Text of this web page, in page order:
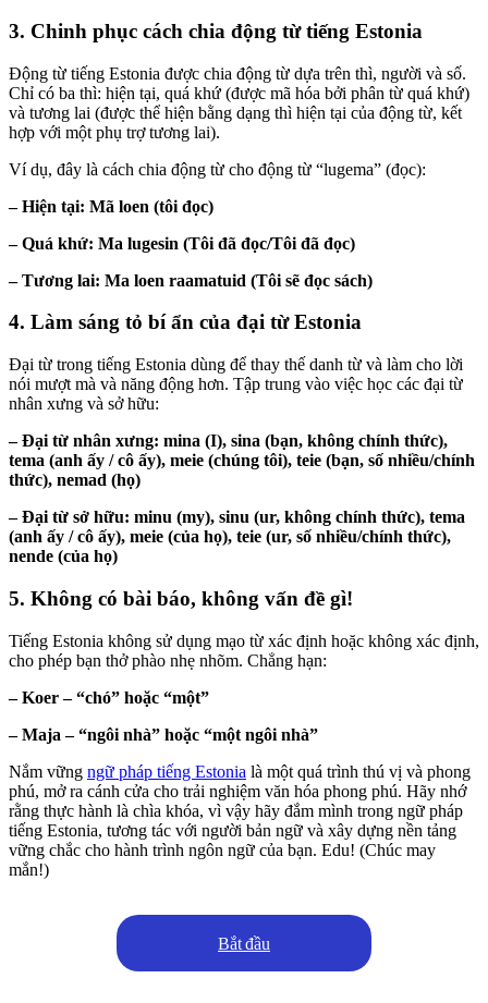
3. Chinh phục cách chia động từ tiếng Estonia
Động từ tiếng Estonia được chia động từ dựa trên thì, người và số.
Chỉ có ba thì: hiện tại, quá khứ (được mã hóa bởi phân từ quá khứ)
và tương lai (được thể hiện bằng dạng thì hiện tại của động từ, kết
hợp với một phụ trợ tương lai).
Ví dụ, đây là cách chia động từ cho động từ “lugema” (đọc):
– Hiện tại: Mã loen (tôi đọc)
– Quá khứ: Ma lugesin (Tôi đã đọc/Tôi đã đọc)
– Tương lai: Ma loen raamatuid (Tôi sẽ đọc sách)
4. Làm sáng tỏ bí ẩn của đại từ Estonia
Đại từ trong tiếng Estonia dùng để thay thế danh từ và làm cho lời
nói mượt mà và năng động hơn. Tập trung vào việc học các đại từ
nhân xưng và sở hữu:
– Đại từ nhân xưng: mina (I), sina (bạn, không chính thức),
tema (anh ấy / cô ấy), meie (chúng tôi), teie (bạn, số nhiều/chính
thức), nemad (họ)
– Đại từ sở hữu: minu (my), sinu (ur, không chính thức), tema
(anh ấy / cô ấy), meie (của họ), teie (ur, số nhiều/chính thức),
nende (của họ)
5. Không có bài báo, không vấn đề gì!
Tiếng Estonia không sử dụng mạo từ xác định hoặc không xác định,
cho phép bạn thở phào nhẹ nhõm. Chẳng hạn:
– Koer – “chó” hoặc “một”
– Maja – “ngôi nhà” hoặc “một ngôi nhà”
Nắm vững ngữ pháp tiếng Estonia là một quá trình thú vị và phong
phú, mở ra cánh cửa cho trải nghiệm văn hóa phong phú. Hãy nhớ
rằng thực hành là chìa khóa, vì vậy hãy đắm mình trong ngữ pháp
tiếng Estonia, tương tác với người bản ngữ và xây dựng nền tảng
vững chắc cho hành trình ngôn ngữ của bạn. Edu! (Chúc may
mắn!)
Bắt đầu